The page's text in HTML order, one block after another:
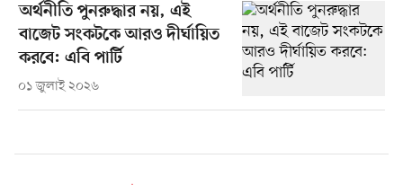
অর্থনীতি পুনরুদ্ধার নয়, এই
বাজেট সংকটকে আরও দীর্ঘায়িত
করবে: এবি পার্টি
০১ জুলাই ২০২৬